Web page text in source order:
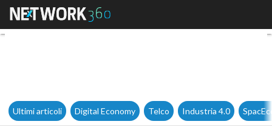
In Italia scatta l’ora dell’app
Ultimi articoli Digital Economy Telco Industria 4.0